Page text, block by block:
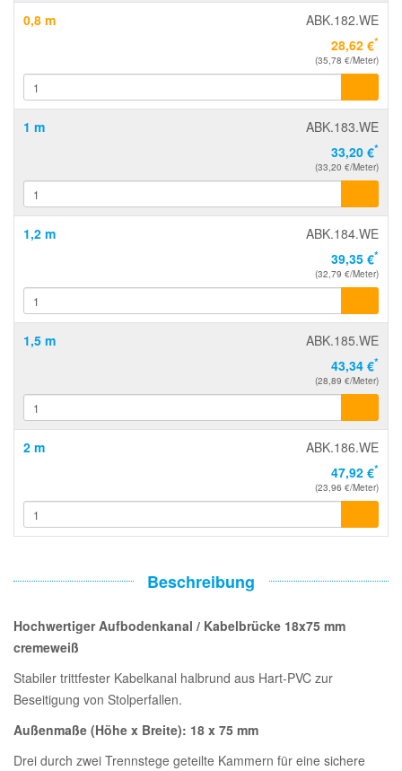
0,8 m
ABK.182.WE
28,62 €*
(35,78 €/Meter)
1 m
ABK.183.WE
33,20 €*
(33,20 €/Meter)
1,2 m
ABK.184.WE
39,35 €*
(32,79 €/Meter)
1,5 m
ABK.185.WE
43,34 €*
(28,89 €/Meter)
2 m
ABK.186.WE
47,92 €*
(23,96 €/Meter)
Beschreibung
Hochwertiger Aufbodenkanal / Kabelbrücke 18x75 mm
cremeweiß
Stabiler trittfester Kabelkanal halbrund aus Hart-PVC zur
Beseitigung von Stolperfallen.
Außenmaße (Höhe x Breite): 18 x 75 mm
Drei durch zwei Trennstege geteilte Kammern für eine sichere